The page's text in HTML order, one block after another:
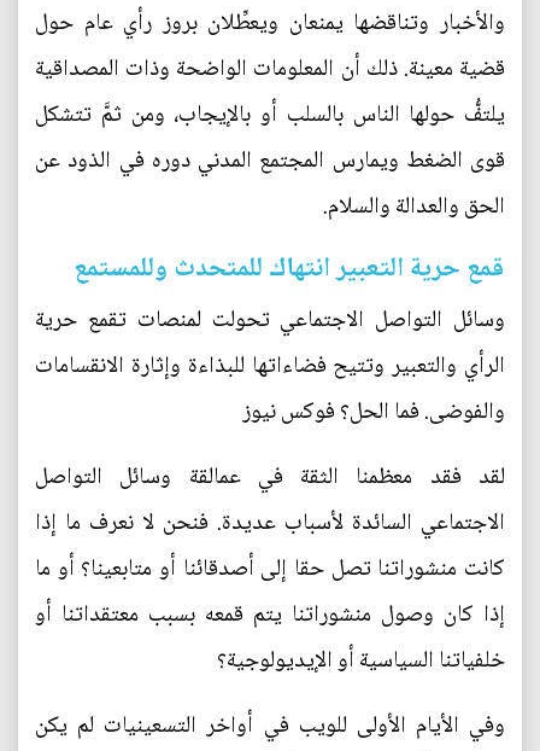
والأخبار وتناقضها يمنعان ويعطِّلان بروز رأي عام حول
قضية معينة. ذلك أن المعلومات الواضحة وذات المصداقية
يلتفُّ حولها الناس بالسلب أو بالإيجاب، ومن ثمَّ تتشكل
قوى الضغط ويمارس المجتمع المدني دوره في الذود عن
الحق والعدالة والسلام.
قمع حرية التعبير انتهاك للمتحدث وللمستمع
وسائل التواصل الاجتماعي تحولت لمنصات تقمع حرية
الرأي والتعبير وتتيح فضاءاتها للبذاءة وإثارة الانقسامات
والفوضى. فما الحل؟ فوكس نيوز
لقد فقد معظمنا الثقة في عمالقة وسائل التواصل
الاجتماعي السائدة لأسباب عديدة. فنحن لا نعرف ما إذا
كانت منشوراتنا تصل حقا إلى أصدقائنا أو متابعينا؟ أو ما
إذا كان وصول منشوراتنا يتم قمعه بسبب معتقداتنا أو
خلفياتنا السياسية أو الإيديولوجية؟
وفي الأيام الأولى للويب في أواخر التسعينيات لم يكن